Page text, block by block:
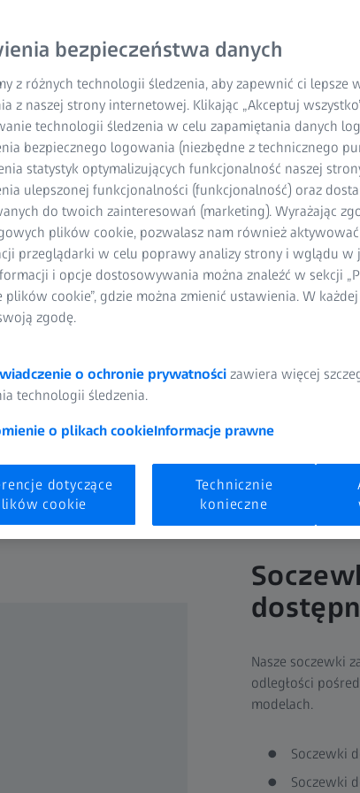
i komfortowe
którzy spędzają
i odległości
naturalnej pozycji
Nasze soczewki
odległości
modelach.
Soczewki
Soczewki
bezpieczeństwa danych
z różnych technologii śledzenia, aby zapewnić ci lepsze
z naszej strony internetowej. Klikając „Akceptuj
technologii śledzenia w celu zapamiętania danych
bezpiecznego logowania (niezbędne z technicznego
statystyk optymalizujących funkcjonalność naszej
ulepszonej funkcjonalności (funkcjonalność) oraz
do twoich zainteresowań (marketing). Wyrażając
plików cookie, pozwalasz nam również
przeglądarki w celu poprawy analizy strony i wglądu w
i opcje dostosowywania można znaleźć w sekcji
plików cookie”, gdzie można zmienić ustawienia. W
zgodę.
o ochronie prywatności zawiera więcej
technologii śledzenia.
o plikach cookieInformacje prawne
dotyczące
cookie
Technicznie
konieczne